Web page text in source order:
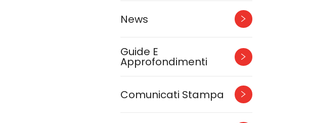
News
Guide E
Approfondimenti
Comunicati Stampa